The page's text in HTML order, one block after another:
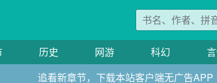
历史 网游 科幻
追看新章节，下载本站客户端无广告APP